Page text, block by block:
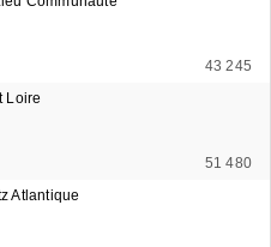
43 245
Loire
51 480
Atlantique